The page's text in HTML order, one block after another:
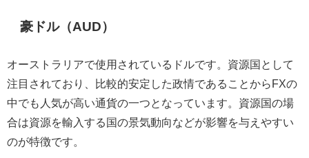
豪ドル（AUD）
オーストラリアで使用されているドルです。資源国として
注目されており、比較的安定した政情であることからFXの
中でも人気が高い通貨の一つとなっています。資源国の場
合は資源を輸入する国の景気動向などが影響を与えやすい
のが特徴です。